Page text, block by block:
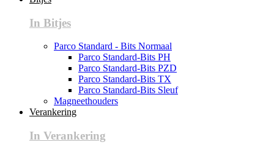
In Bitjes
Parco Standard - Bits Normaal
Parco Standard-Bits PH
Parco Standard-Bits PZD
Parco Standard-Bits TX
Parco Standard-Bits Sleuf
Magneethouders
Verankering
In Verankering